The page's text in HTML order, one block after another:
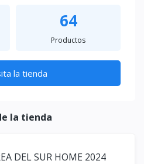
64
Productos
la tienda
la tienda
DEL SUR HOME 2024